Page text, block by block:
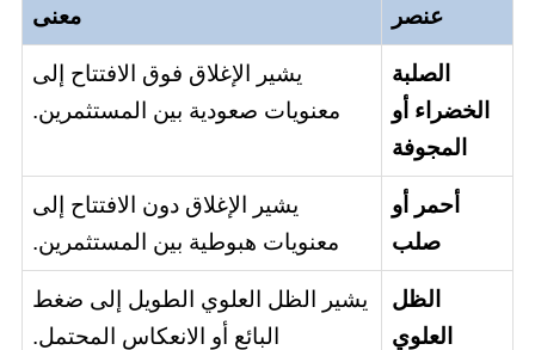
عنصر معنى
الصلبة
الخضراء أو
المجوفة
يشير الإغلاق فوق الافتتاح إلى
معنويات صعودية بين المستثمرين.
أحمر أو
صلب
يشير الإغلاق دون الافتتاح إلى
معنويات هبوطية بين المستثمرين.
الظل
العلوي
يشير الظل العلوي الطويل إلى ضغط
البائع أو الانعكاس المحتمل.